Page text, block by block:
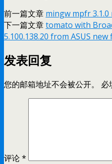
前一篇文章 mingw mpfr 3.1.0
下一篇文章tomato with
5.100.138.20 from ASUS
发表回复
您的邮箱地址不会被公开。 必
评论*